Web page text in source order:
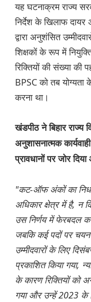
यह घटनाक्रम राज्य
निर्देश के खिलाफ
द्वारा अनुशंसित
शिक्षकों के रूप में
रिक्तियों की संख्या की
BPSC को तब
करना था।
खंडपीठ ने बिहार राज्य
अनुशासनात्मक
प्रावधानों पर जोर
"कट-ऑफ अंकों का
अधिकार क्षेत्र में है, न
उस निर्णय में फेरबदल
जबकि कई पदों पर
उम्मीदवारों के लिए
प्रकाशित किया गया,
के कारण रिक्तियों को
गया और उन्हें 2023 के